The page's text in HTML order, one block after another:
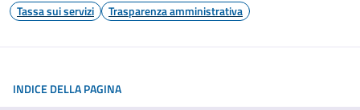
Tassa sui servizi
Trasparenza amministrativa
INDICE DELLA PAGINA